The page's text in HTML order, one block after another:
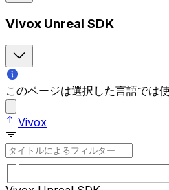
Vivox Unreal SDK
このページは選択した言語では
Vivox